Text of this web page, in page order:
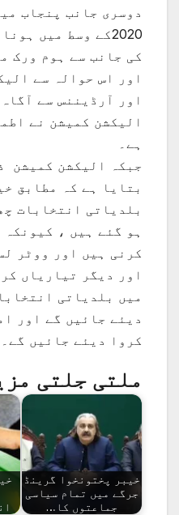
دوسری جانب پنجاب
2020کے وسط میں
کی جانب سے ہوم ورک
اور اس حوالہ سے
اور آرڈیننس سے
الیکشن کمیشن نے
ہے۔
جبکہ الیکشن کمیشن
بتایا ہے کہ مطابق
بلدیاتی انتخابات
ہو گئے ہیں ،
کرنی ہیں اور ووٹر
اور دیگر تیاریاں
میں بلدیاتی
دیئے جائیں گے اور
کروا دیئے جائیں گے۔
ملتی جلتی
خیبر پختونخوا گرینڈ
جرگے میں تمام سیاسی
جماعتوں کا…